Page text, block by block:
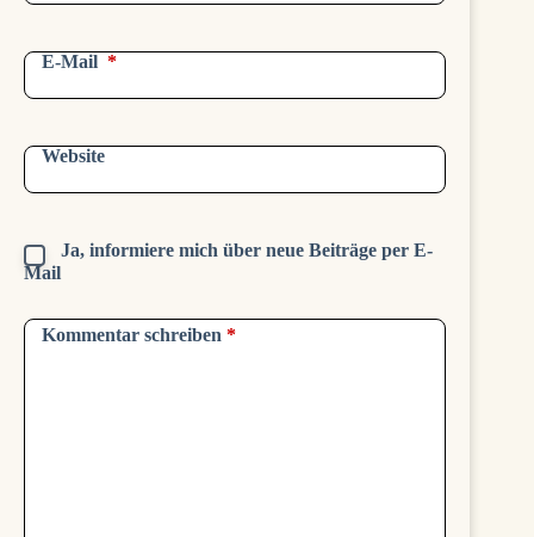
E-Mail *
Website
Ja, informiere mich über neue Beiträge per E-
Mail
Kommentar schreiben *